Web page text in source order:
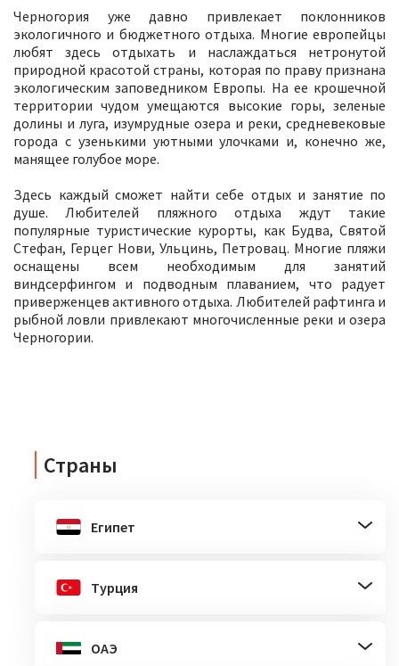
Черногория уже давно привлекает поклонников
экологичного и бюджетного отдыха. Многие европейцы
любят здесь отдыхать и наслаждаться нетронутой
природной красотой страны, которая по праву признана
экологическим заповедником Европы. На ее крошечной
территории чудом умещаются высокие горы, зеленые
долины и луга, изумрудные озера и реки, средневековые
города с узенькими уютными улочками и, конечно же,
манящее голубое море.
Здесь каждый сможет найти себе отдых и занятие по
душе. Любителей пляжного отдыха ждут такие
популярные туристические курорты, как Будва, Святой
Стефан, Герцег Нови, Ульцинь, Петровац. Многие пляжи
оснащены всем необходимым для занятий
виндсерфингом и подводным плаванием, что радует
приверженцев активного отдыха. Любителей рафтинга и
рыбной ловли привлекают многочисленные реки и озера
Черногории.
Страны
Египет
Турция
ОАЭ